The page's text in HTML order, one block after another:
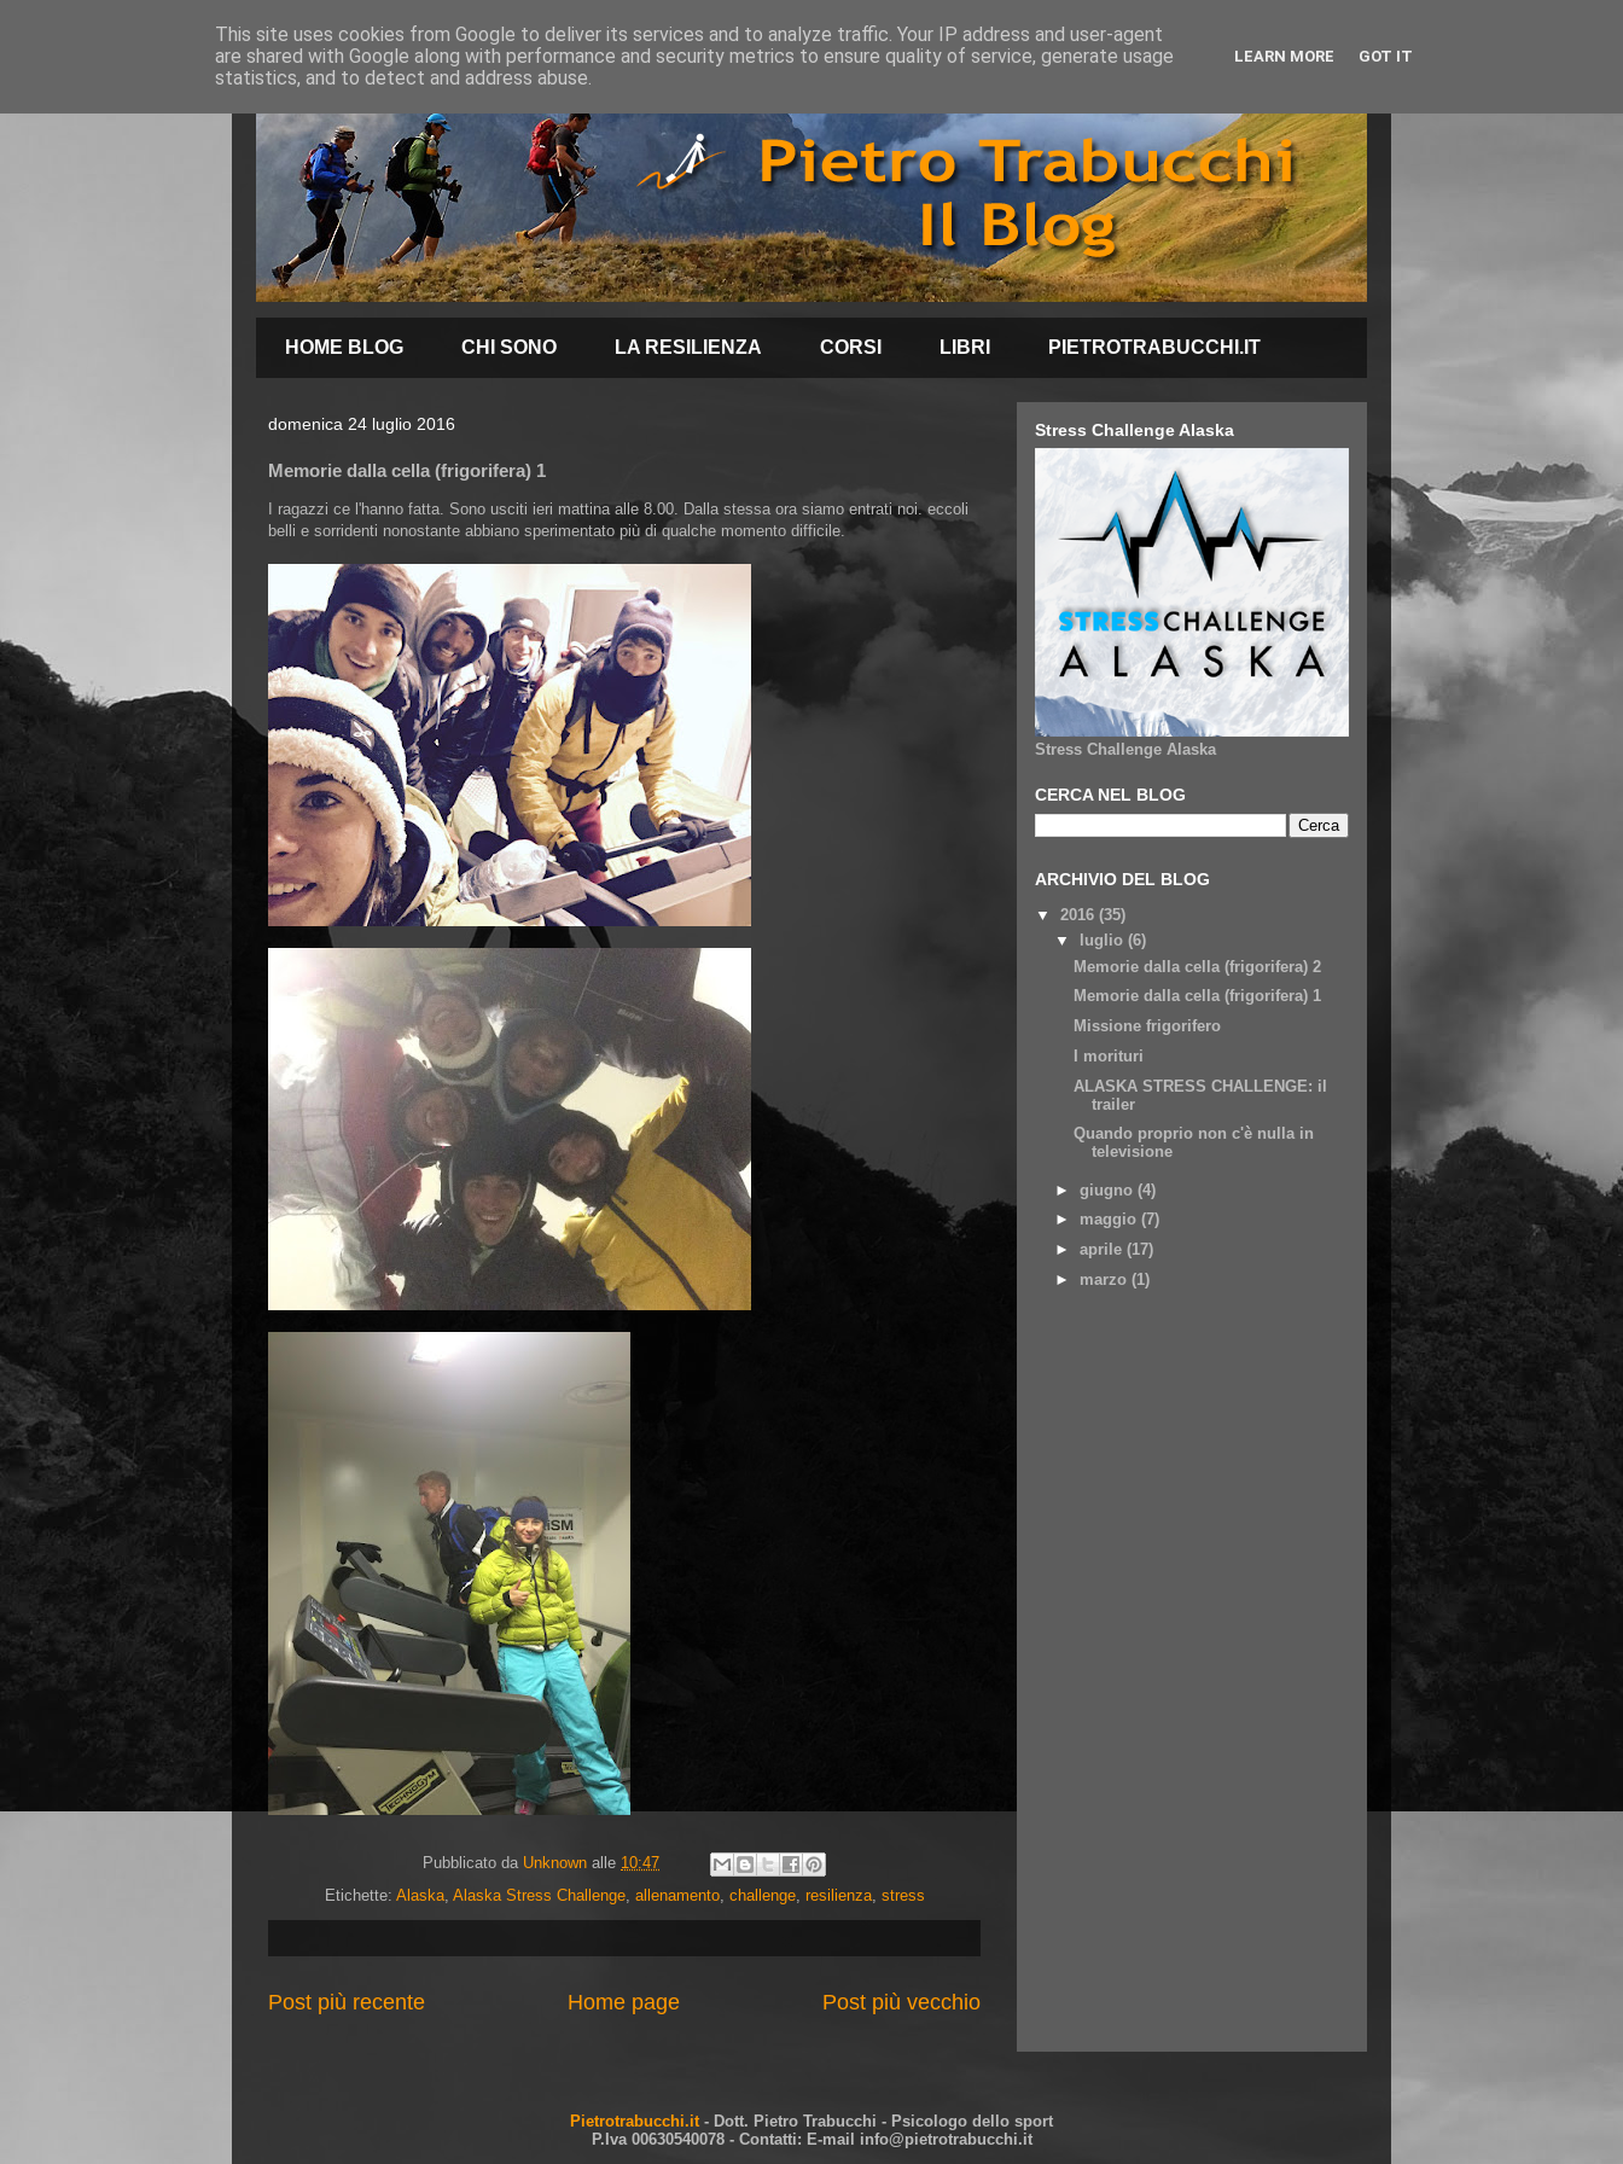
HOME BLOG CHI SONO LA RESILIENZA CORSI LIBRI PIETROTRABUCCHI.IT
domenica 24 luglio 2016
Memorie dalla cella (frigorifera) 1
I ragazzi ce l'hanno fatta. Sono usciti ieri mattina alle 8.00. Dalla stessa ora siamo entrati noi. eccoli
belli e sorridenti nonostante abbiano sperimentato più di qualche momento difficile.
Pubblicato da Unknown alle 10:47
Etichette: Alaska, Alaska Stress Challenge, allenamento, challenge, resilienza, stress
Post più recente Post più vecchio
Home page
Stress Challenge Alaska
Stress Challenge Alaska
CERCA NEL BLOG
ARCHIVIO DEL BLOG
▼ 2016 (35)
▼
luglio (6)
Memorie dalla cella (frigorifera) 2
Memorie dalla cella (frigorifera) 1
Missione frigorifero
I morituri
ALASKA STRESS CHALLENGE: il
trailer
Quando proprio non c'è nulla in
televisione
► giugno (4)
► maggio (7)
► aprile (17)
► marzo (1)
Pietrotrabucchi.it- Dott. Pietro Trabucchi - Psicologo dello sport
P.Iva 00630540078 - Contatti: E-mail info@pietrotrabucchi.it
This site uses cookies from Google to deliver its services and to analyze traffic. Your IP address and user-agent
are shared with Google along with performance and security metrics to ensure quality of service, generate usage
statistics, and to detect and address abuse.
LEARN MORE GOT IT